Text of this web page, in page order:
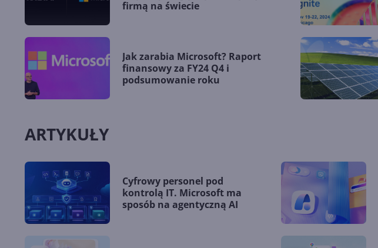
firmą na świecie
Jak zarabia Microsoft? Raport
finansowy za FY24 Q4 i
podsumowanie roku
ARTYKUŁY
Cyfrowy personel pod
kontrolą IT. Microsoft ma
sposób na agentyczną AI